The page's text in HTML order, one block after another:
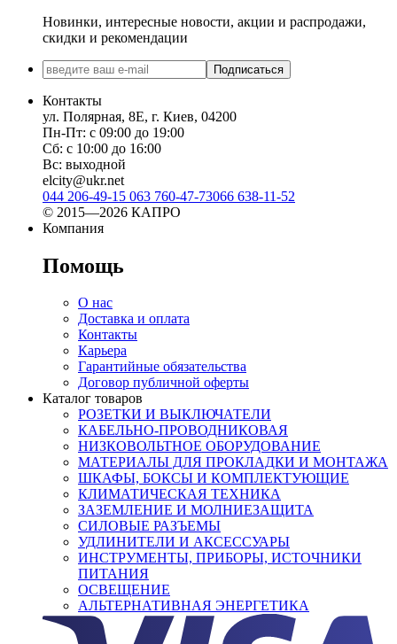
Новинки, интересные новости, акции и распродажи,
скидки и рекомендации
Подписаться
Контакты
ул. Полярная, 8Е, г. Киев, 04200
Пн-Пт: с 09:00 до 19:00
Сб: с 10:00 до 16:00
Вс: выходной
elcity@ukr.net
044 206-49-15 063 760-47-73066 638-11-52
© 2015—2026 КАПРО
Компания
Помощь
О нас
Доставка и оплата
Контакты
Карьера
Гарантийные обязательства
Договор публичной оферты
Каталог товаров
РОЗЕТКИ И ВЫКЛЮЧАТЕЛИ
КАБЕЛЬНО-ПРОВОДНИКОВАЯ
НИЗКОВОЛЬТНОЕ ОБОРУДОВАНИЕ
МАТЕРИАЛЫ ДЛЯ ПРОКЛАДКИ И МОНТАЖА
ШКАФЫ, БОКСЫ И КОМПЛЕКТУЮЩИЕ
КЛИМАТИЧЕСКАЯ ТЕХНИКА
ЗАЗЕМЛЕНИЕ И МОЛНИЕЗАЩИТА
СИЛОВЫЕ РАЗЪЕМЫ
УДЛИНИТЕЛИ И АКСЕССУАРЫ
ИНСТРУМЕНТЫ, ПРИБОРЫ, ИСТОЧНИКИ
ПИТАНИЯ
ОСВЕЩЕНИЕ
АЛЬТЕРНАТИВНАЯ ЭНЕРГЕТИКА